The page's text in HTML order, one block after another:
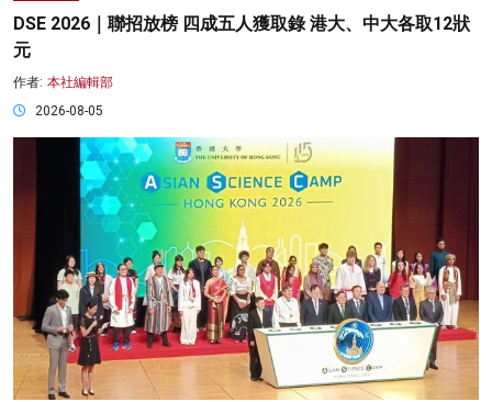
DSE 2026｜聯招放榜 四成五人獲取錄 港大、中大各取12狀
元
作者: 本社編輯部
2026-08-05